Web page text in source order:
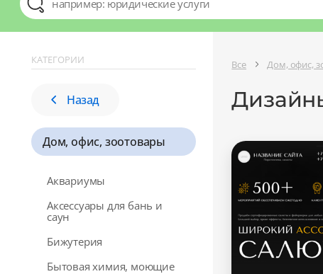
КАТЕГОРИИ
Назад
Дом, офис, зоотовары
Аквариумы
Аксессуары для бань и
саун
Бижутерия
Бытовая химия, моющие
Все Дом, офис,